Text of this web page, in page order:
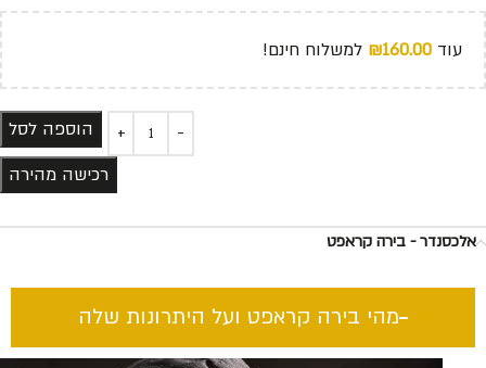
עוד ₪160.00 למשלוח חינם!
הוספה לסל
רכישה מהירה
אלכסנדר - בירה קראפט
מהי בירה קראפט ועל היתרונות שלה​